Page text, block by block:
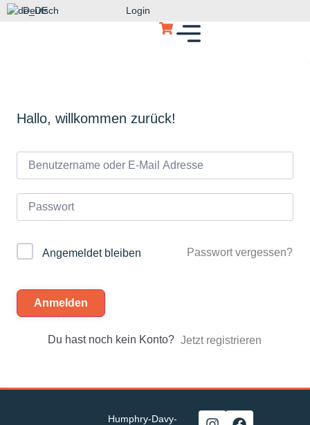
Deutsch Login
Hallo, willkommen zurück!
Angemeldet bleiben Passwort vergessen?
Anmelden
Du hast noch kein Konto? Jetzt registrieren
Humphry-Davy-